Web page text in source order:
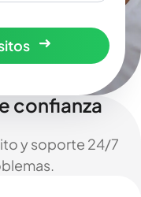
confianza
y soporte 24/7